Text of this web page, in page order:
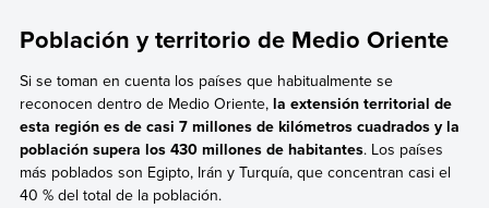
Población y territorio de Medio Oriente
Si se toman en cuenta los países que habitualmente se
reconocen dentro de Medio Oriente, la extensión territorial de
esta región es de casi 7 millones de kilómetros cuadrados y la
población supera los 430 millones de habitantes. Los países
más poblados son Egipto, Irán y Turquía, que concentran casi el
40 % del total de la población.